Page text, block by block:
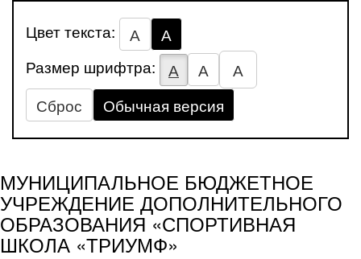
Цвет текста: А
А
Размер шрифтра:
А А
А
Сброс
Обычная версия
МУНИЦИПАЛЬНОЕ БЮДЖЕТНОЕ
УЧРЕЖДЕНИЕ ДОПОЛНИТЕЛЬНОГО
ОБРАЗОВАНИЯ «СПОРТИВНАЯ
ШКОЛА «ТРИУМФ»